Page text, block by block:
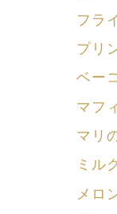
フラ
プリ
ベー
マフ
マリ
ミル
メロ